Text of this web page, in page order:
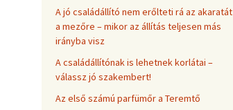
A jó családállító nem erőlteti rá az akaratát
a mezőre – mikor az állítás teljesen más
irányba visz
A családállítónak is lehetnek korlátai –
válassz jó szakembert!
Az első számú parfümőr a Teremtő